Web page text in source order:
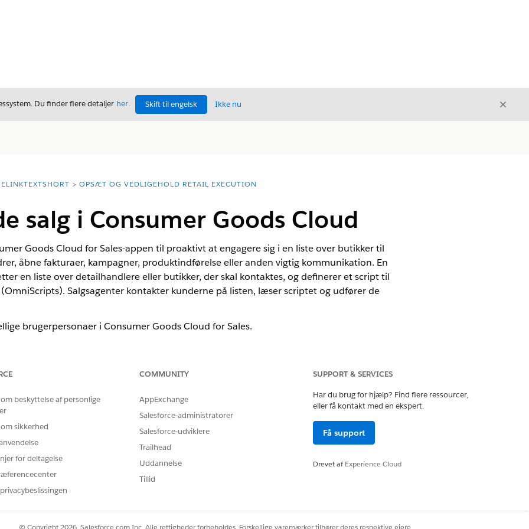
Du finder flere detaljer her. Skift til engelsk Ikke nu Luk
OPSÆT OG VEDLIGEHOLD RETAIL EXECUTION
salg i Consumer Goods Cloud
Goods Cloud for Sales-appen til proaktivt at engagere sig i en liste over butikker til
åbne fakturaer, kampagner, produktindførelse eller anden vigtig kommunikation. En
en liste over detailhandlere eller butikker, der skal kontaktes, og definerer et script til
Salgsagenter kontakter kunderne på listen, læser scriptet og udfører de
brugerpersonaer i Consumer Goods Cloud for Sales.
der kan handles på, baseret på listedefinitionen
appen
og konfigurere Consumer Goods Cloud for Sales-appen.
beskyttelse af personlige
sikkerhed
for deltagelse
COMMUNITY
AppExchange
Salesforce-administratorer
Salesforce-udviklere
Trailhead
Uddannelse
Tillid
SUPPORT & SERVICES
Har du brug for hjælp? Find flere ressourcer,
eller få kontakt med en ekspert.
Få support
Drevet afExperience Cloud
© Copyright 2026, Salesforce.com Inc. Alle rettigheder forbeholdes. Forskellige varemærker tilhører deres respektive ejere.